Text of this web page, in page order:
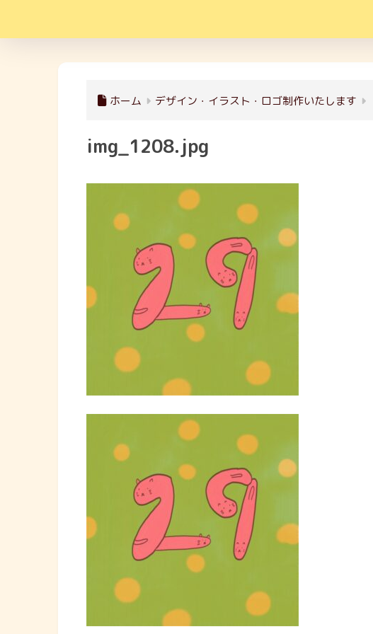
ホーム デザイン・イラスト・ロゴ制作いたします
img_1208.jpg